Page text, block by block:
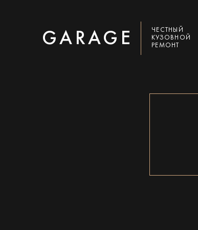
GARAGE
ЧЕСТНЫЙ
КУЗОВНОЙ
РЕМОНТ